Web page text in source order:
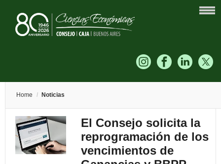
Home / Noticias
El Consejo solicita la
reprogramación de los
vencimientos de